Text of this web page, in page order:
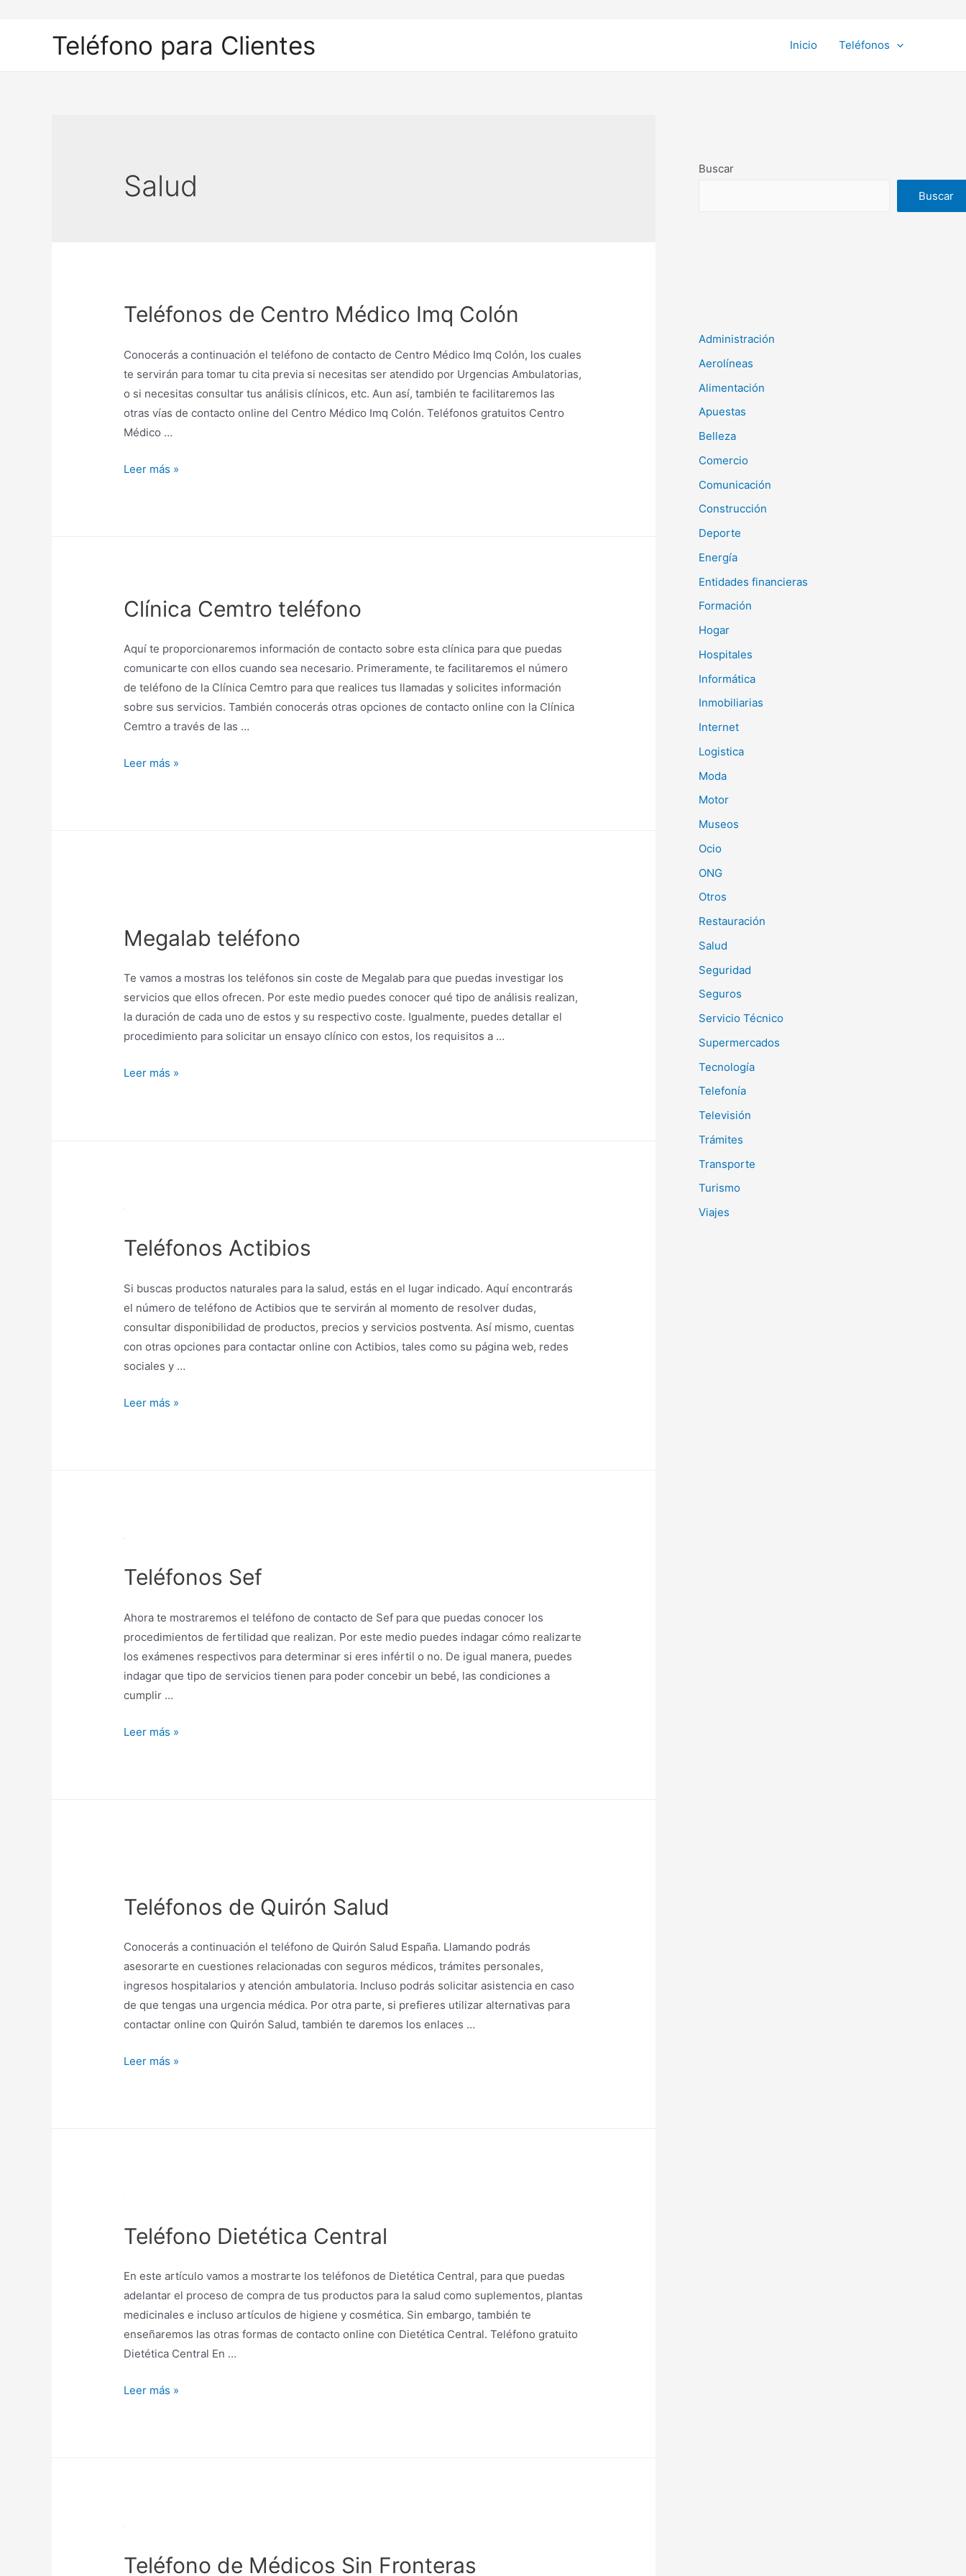
Teléfono para Clientes Inicio Teléfonos
Salud
Teléfonos de Centro Médico Imq Colón
Conocerás a continuación el teléfono de contacto de Centro Médico Imq Colón, los cuales
te servirán para tomar tu cita previa si necesitas ser atendido por Urgencias Ambulatorias,
o si necesitas consultar tus análisis clínicos, etc. Aun así, también te facilitaremos las
otras vías de contacto online del Centro Médico Imq Colón. Teléfonos gratuitos Centro
Médico …
Teléfonos
Leer más »
Clínica Cemtro teléfono
Aquí te proporcionaremos información de contacto sobre esta clínica para que puedas
comunicarte con ellos cuando sea necesario. Primeramente, te facilitaremos el número
de teléfono de la Clínica Cemtro para que realices tus llamadas y solicites información
sobre sus servicios. También conocerás otras opciones de contacto online con la Clínica
Cemtro a través de las …
Clínica
Leer más »
Megalab teléfono
Te vamos a mostras los teléfonos sin coste de Megalab para que puedas investigar los
servicios que ellos ofrecen. Por este medio puedes conocer qué tipo de análisis realizan,
la duración de cada uno de estos y su respectivo coste. Igualmente, puedes detallar el
procedimiento para solicitar un ensayo clínico con estos, los requisitos a …
Megalab
Leer más »
Teléfonos Actibios
Si buscas productos naturales para la salud, estás en el lugar indicado. Aquí encontrarás
el número de teléfono de Actibios que te servirán al momento de resolver dudas,
consultar disponibilidad de productos, precios y servicios postventa. Así mismo, cuentas
con otras opciones para contactar online con Actibios, tales como su página web, redes
sociales y …
Teléfonos
Leer más »
Teléfonos Sef
Ahora te mostraremos el teléfono de contacto de Sef para que puedas conocer los
procedimientos de fertilidad que realizan. Por este medio puedes indagar cómo realizarte
los exámenes respectivos para determinar si eres infértil o no. De igual manera, puedes
indagar que tipo de servicios tienen para poder concebir un bebé, las condiciones a
cumplir …
Teléfonos
Leer más »
Teléfonos de Quirón Salud
Conocerás a continuación el teléfono de Quirón Salud España. Llamando podrás
asesorarte en cuestiones relacionadas con seguros médicos, trámites personales,
ingresos hospitalarios y atención ambulatoria. Incluso podrás solicitar asistencia en caso
de que tengas una urgencia médica. Por otra parte, si prefieres utilizar alternativas para
contactar online con Quirón Salud, también te daremos los enlaces …
Teléfonos
Leer más »
Teléfono Dietética Central
En este artículo vamos a mostrarte los teléfonos de Dietética Central, para que puedas
adelantar el proceso de compra de tus productos para la salud como suplementos, plantas
medicinales e incluso artículos de higiene y cosmética. Sin embargo, también te
enseñaremos las otras formas de contacto online con Dietética Central. Teléfono gratuito
Dietética Central En …
Teléfono
Leer más »
Teléfono de Médicos Sin Fronteras
Buscar
Buscar
Administración
Aerolíneas
Alimentación
Apuestas
Belleza
Comercio
Comunicación
Construcción
Deporte
Energía
Entidades financieras
Formación
Hogar
Hospitales
Informática
Inmobiliarias
Internet
Logistica
Moda
Motor
Museos
Ocio
ONG
Otros
Restauración
Salud
Seguridad
Seguros
Servicio Técnico
Supermercados
Tecnología
Telefonía
Televisión
Trámites
Transporte
Turismo
Viajes